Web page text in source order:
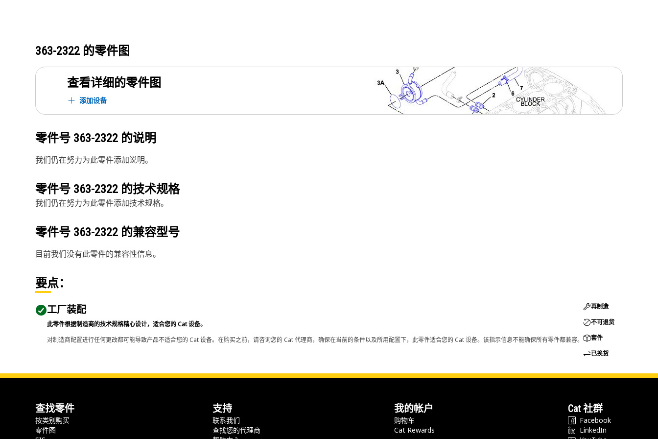
363-2322 的零件图
查看详细的零件图
添加设备
零件号 363-2322 的说明
我们仍在努力为此零件添加说明。
零件号 363-2322 的技术规格
我们仍在努力为此零件添加技术规格。
零件号 363-2322 的兼容型号
目前我们没有此零件的兼容性信息。
要点：
工厂装配
此零件根据制造商的技术规格精心设计，适合您的 Cat 设备。
对制造商配置进行任何更改都可能导致产品不适合您的 Cat 设备。在购买之前，请咨询您的 Cat 代理商，确保在当前的条件以及所用配置下，此零件适合您的 Cat 设备。该指示信息不能确保所有零件都兼容。
再制造
不可退货
套件
已换货
查找零件
按类别购买
零件图
支持
联系我们
查找您的代理商
我的帐户
购物车
Cat Rewards
Cat 社群
Facebook
LinkedIn